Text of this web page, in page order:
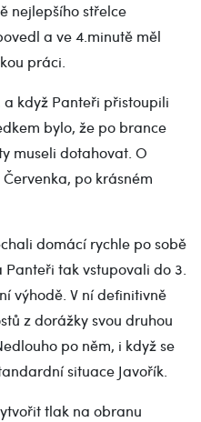
nejlepšího střelce
a ve 4.minutě měl
práci.
když Panteři přistoupili
bylo, že po brance
museli dotahovat. O
po krásném
domácí rychle po sobě
tak vstupovali do 3.
výhodě. V ní definitivně
z dorážky svou druhou
po něm, i když se
situace Javořík.
tlak na obranu